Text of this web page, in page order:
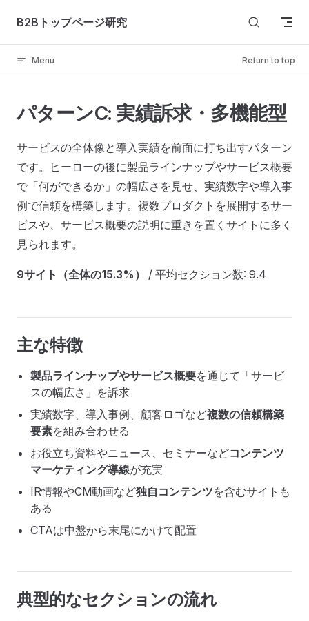
Skip to content
B2Bトップページ研究
Menu Return to top
パターンC: 実績訴求・多機能型
サービスの全体像と導入実績を前面に打ち出すパターン
です。ヒーローの後に製品ラインナップやサービス概要
で「何ができるか」の幅広さを見せ、実績数字や導入事
例で信頼を構築します。複数プロダクトを展開するサー
ビスや、サービス概要の説明に重きを置くサイトに多く
見られます。
9サイト（全体の15.3%） / 平均セクション数: 9.4
主な特徴
製品ラインナップやサービス概要を通じて「サービ
スの幅広さ」を訴求
実績数字、導入事例、顧客ロゴなど複数の信頼構築
要素を組み合わせる
お役立ち資料やニュース、セミナーなどコンテンツ
マーケティング導線が充実
IR情報やCM動画など独自コンテンツを含むサイトも
ある
CTAは中盤から末尾にかけて配置
典型的なセクションの流れ